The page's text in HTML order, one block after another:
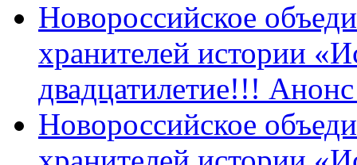
Новороссийское
хранителей истории
двадцатилетие!!!
Новороссийское